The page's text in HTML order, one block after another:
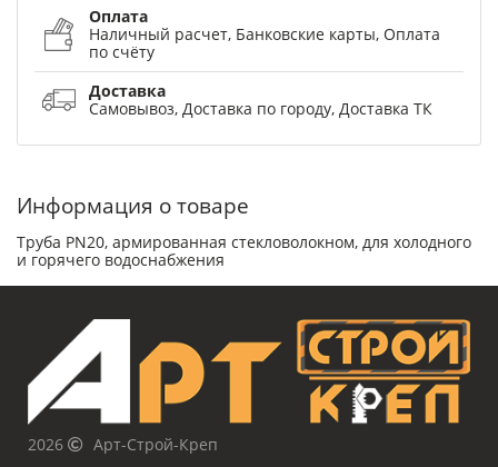
Оплата
Наличный расчет, Банковские карты, Оплата
по счёту
Доставка
Самовывоз, Доставка по городу, Доставка ТК
Информация о товаре
Труба PN20, армированная стекловолокном, для холодного
и горячего водоснабжения
2026
Арт-Строй-Креп